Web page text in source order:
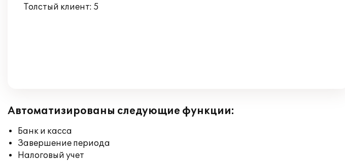
Толстый клиент: 5
Автоматизированы следующие функции:
Банк и касса
Завершение периода
Налоговый учет